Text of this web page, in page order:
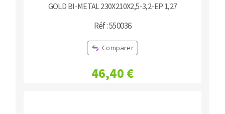
GOLD BI-METAL 230X210X2,5-3,2-EP 1,27
Réf : 550036
Comparer
46,40 €